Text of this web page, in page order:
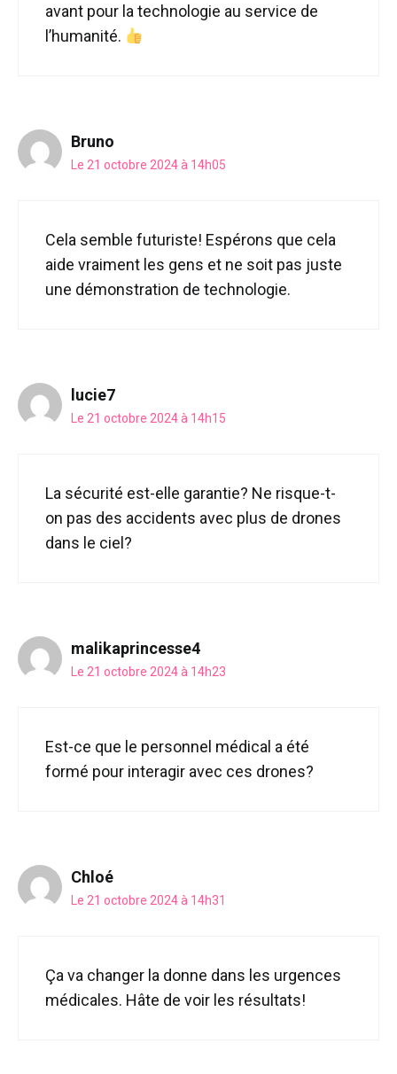
avant pour la technologie au service de
l’humanité.
Bruno
Le 21 octobre 2024 à 14h05
Cela semble futuriste! Espérons que cela
aide vraiment les gens et ne soit pas juste
une démonstration de technologie.
lucie7
Le 21 octobre 2024 à 14h15
La sécurité est-elle garantie? Ne risque-t-
on pas des accidents avec plus de drones
dans le ciel?
malikaprincesse4
Le 21 octobre 2024 à 14h23
Est-ce que le personnel médical a été
formé pour interagir avec ces drones?
Chloé
Le 21 octobre 2024 à 14h31
Ça va changer la donne dans les urgences
médicales. Hâte de voir les résultats!